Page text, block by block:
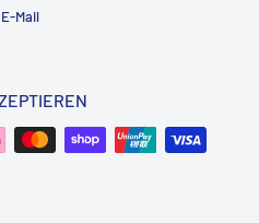
E-Mail